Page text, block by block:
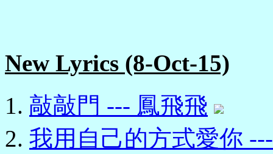
New Lyrics (8-Oct-15)
敲敲門 --- 鳳飛飛
我用自己的方式愛你